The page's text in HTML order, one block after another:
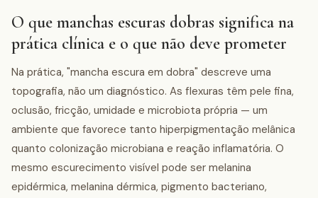
O que manchas escuras dobras significa na
prática clínica e o que não deve prometer
Na prática, "mancha escura em dobra" descreve uma
topografia, não um diagnóstico. As flexuras têm pele fina,
oclusão, fricção, umidade e microbiota própria — um
ambiente que favorece tanto hiperpigmentação melânica
quanto colonização microbiana e reação inflamatória. O
mesmo escurecimento visível pode ser melanina
epidérmica, melanina dérmica, pigmento bacteriano,